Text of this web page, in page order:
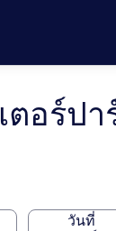
ตอร์ป
วันที่